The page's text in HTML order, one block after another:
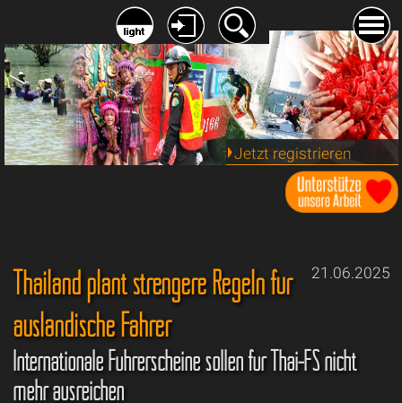
Jetzt registrieren
21.06.2025
Thailand plant strengere Regeln für
ausländische Fahrer
Internationale Führerscheine sollen für Thai-FS nicht
mehr ausreichen